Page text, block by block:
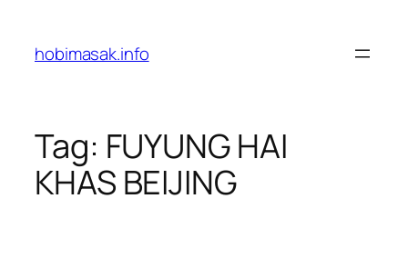
content
hobimasak.info
Tag: FUYUNG HAI
KHAS BEIJING